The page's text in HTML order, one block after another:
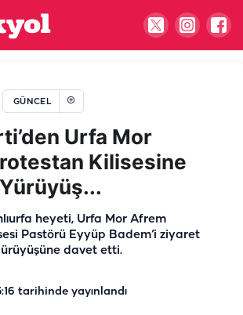
GÜNCEL
Urfa Mor
Kilisesine
heyeti, Urfa Mor Afrem
Pastörü Eyyüp Badem’i ziyaret
davet etti.
tarihinde yayınlandı
sınırda verilen 155 doları Bakan